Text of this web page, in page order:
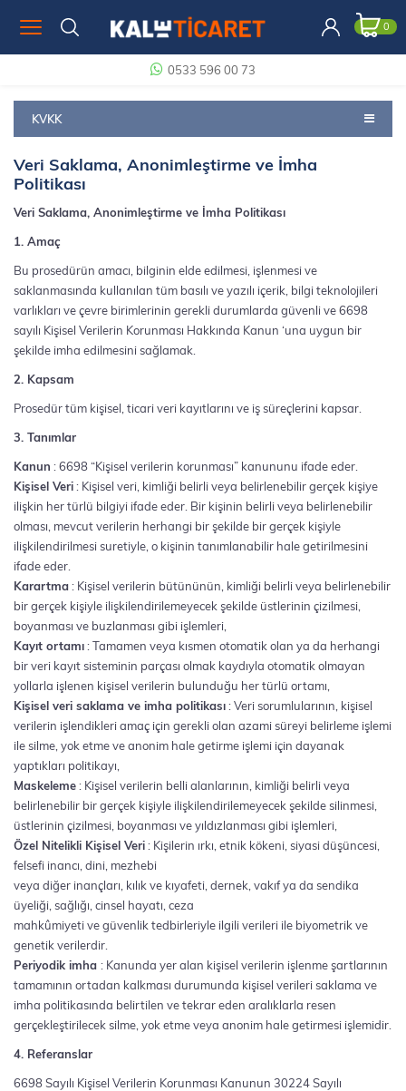
0
0533 596 00 73
KVKK
Veri Saklama, Anonimleştirme ve İmha
Politikası
Veri Saklama, Anonimleştirme ve İmha Politikası
1. Amaç
Bu prosedürün amacı, bilginin elde edilmesi, işlenmesi ve
saklanmasında kullanılan tüm basılı ve yazılı içerik, bilgi teknolojileri
varlıkları ve çevre birimlerinin gerekli durumlarda güvenli ve 6698
sayılı Kişisel Verilerin Korunması Hakkında Kanun ‘una uygun bir
şekilde imha edilmesini sağlamak.
2. Kapsam
Prosedür tüm kişisel, ticari veri kayıtlarını ve iş süreçlerini kapsar.
3. Tanımlar
Kanun : 6698 “Kişisel verilerin korunması” kanununu ifade eder.
Kişisel Veri: Kişisel veri, kimliği belirli veya belirlenebilir gerçek kişiye
ilişkin her türlü bilgiyi ifade eder. Bir kişinin belirli veya belirlenebilir
olması, mevcut verilerin herhangi bir şekilde bir gerçek kişiyle
ilişkilendirilmesi suretiyle, o kişinin tanımlanabilir hale getirilmesini
ifade eder.
Karartma: Kişisel verilerin bütününün, kimliği belirli veya belirlenebilir
bir gerçek kişiyle ilişkilendirilemeyecek şekilde üstlerinin çizilmesi,
boyanması ve buzlanması gibi işlemleri,
Kayıt ortamı: Tamamen veya kısmen otomatik olan ya da herhangi
bir veri kayıt sisteminin parçası olmak kaydıyla otomatik olmayan
yollarla işlenen kişisel verilerin bulunduğu her türlü ortamı,
Kişisel veri saklama ve imha politikası: Veri sorumlularının, kişisel
verilerin işlendikleri amaç için gerekli olan azami süreyi belirleme işlemi
ile silme, yok etme ve anonim hale getirme işlemi için dayanak
yaptıkları politikayı,
Maskeleme: Kişisel verilerin belli alanlarının, kimliği belirli veya
belirlenebilir bir gerçek kişiyle ilişkilendirilemeyecek şekilde silinmesi,
üstlerinin çizilmesi, boyanması ve yıldızlanması gibi işlemleri,
Özel Nitelikli Kişisel Veri: Kişilerin ırkı, etnik kökeni, siyasi düşüncesi,
felsefi inancı, dini, mezhebi
veya diğer inançları, kılık ve kıyafeti, dernek, vakıf ya da sendika
üyeliği, sağlığı, cinsel hayatı, ceza
mahkûmiyeti ve güvenlik tedbirleriyle ilgili verileri ile biyometrik ve
genetik verilerdir.
Periyodik imha : Kanunda yer alan kişisel verilerin işlenme şartlarının
tamamının ortadan kalkması durumunda kişisel verileri saklama ve
imha politikasında belirtilen ve tekrar eden aralıklarla resen
gerçekleştirilecek silme, yok etme veya anonim hale getirmesi işlemidir.
4. Referanslar
6698 Sayılı Kişisel Verilerin Korunması Kanunun 30224 Sayılı